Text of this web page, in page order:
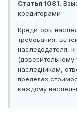
Статья 1081.
кредиторами
Кредиторы
требования,
наследодателя,
наследникам,
пределах
каждому